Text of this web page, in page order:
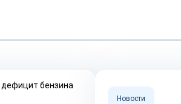
Новости